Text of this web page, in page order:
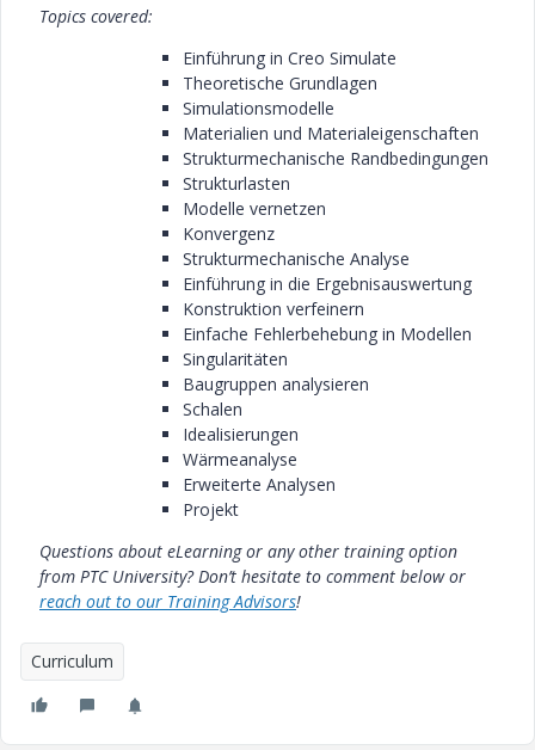
Topics covered:
Einführung in Creo Simulate
Theoretische Grundlagen
Simulationsmodelle
Materialien und Materialeigenschaften
Strukturmechanische Randbedingungen
Strukturlasten
Modelle vernetzen
Konvergenz
Strukturmechanische Analyse
Einführung in die Ergebnisauswertung
Konstruktion verfeinern
Einfache Fehlerbehebung in Modellen
Singularitäten
Baugruppen analysieren
Schalen
Idealisierungen
Wärmeanalyse
Erweiterte Analysen
Projekt
Questions about eLearning or any other training option
from PTC University? Don’t hesitate to comment below or
reach out to our Training Advisors!
Curriculum